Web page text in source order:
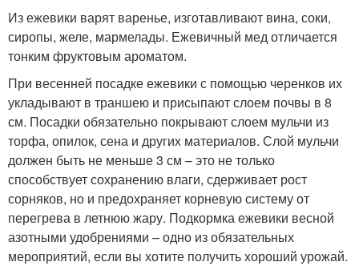
​Из ежевики варят варенье, изготавливают вина, соки,
сиропы, желе, мармелады. Ежевичный мед отличается
тонким фруктовым ароматом.​
​При весенней посадке ежевики с помощью черенков их
укладывают в траншею и присыпают слоем почвы в 8
см. Посадки обязательно покрывают слоем мульчи из
торфа, опилок, сена и других материалов.​ ​Слой мульчи
должен быть не меньше 3 см – это не только
способствует сохранению влаги, сдерживает рост
сорняков, но и предохраняет корневую систему от
перегрева в летнюю жару. Подкормка ежевики весной
азотными удобрениями – одно из обязательных
мероприятий, если вы хотите получить хороший урожай.